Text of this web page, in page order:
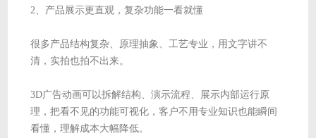
2、产品展示更直观，复杂功能一看就懂
很多产品结构复杂、原理抽象、工艺专业，用文字讲不
清，实拍也拍不出来。
3D广告动画可以拆解结构、演示流程、展示内部运行原
理，把看不见的功能可视化，客户不用专业知识也能瞬间
看懂，理解成本大幅降低。